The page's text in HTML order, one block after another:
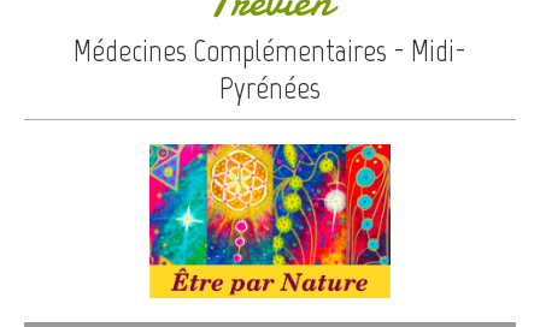
Médecines Complémentaires - Midi-
Pyrénées